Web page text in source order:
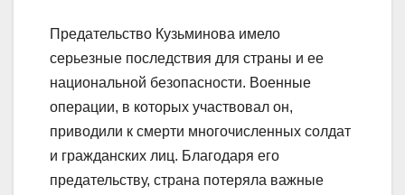
Предательство Кузьминова имело
серьезные последствия для страны и ее
национальной безопасности. Военные
операции, в которых участвовал он,
приводили к смерти многочисленных солдат
и гражданских лиц. Благодаря его
предательству, страна потеряла важные